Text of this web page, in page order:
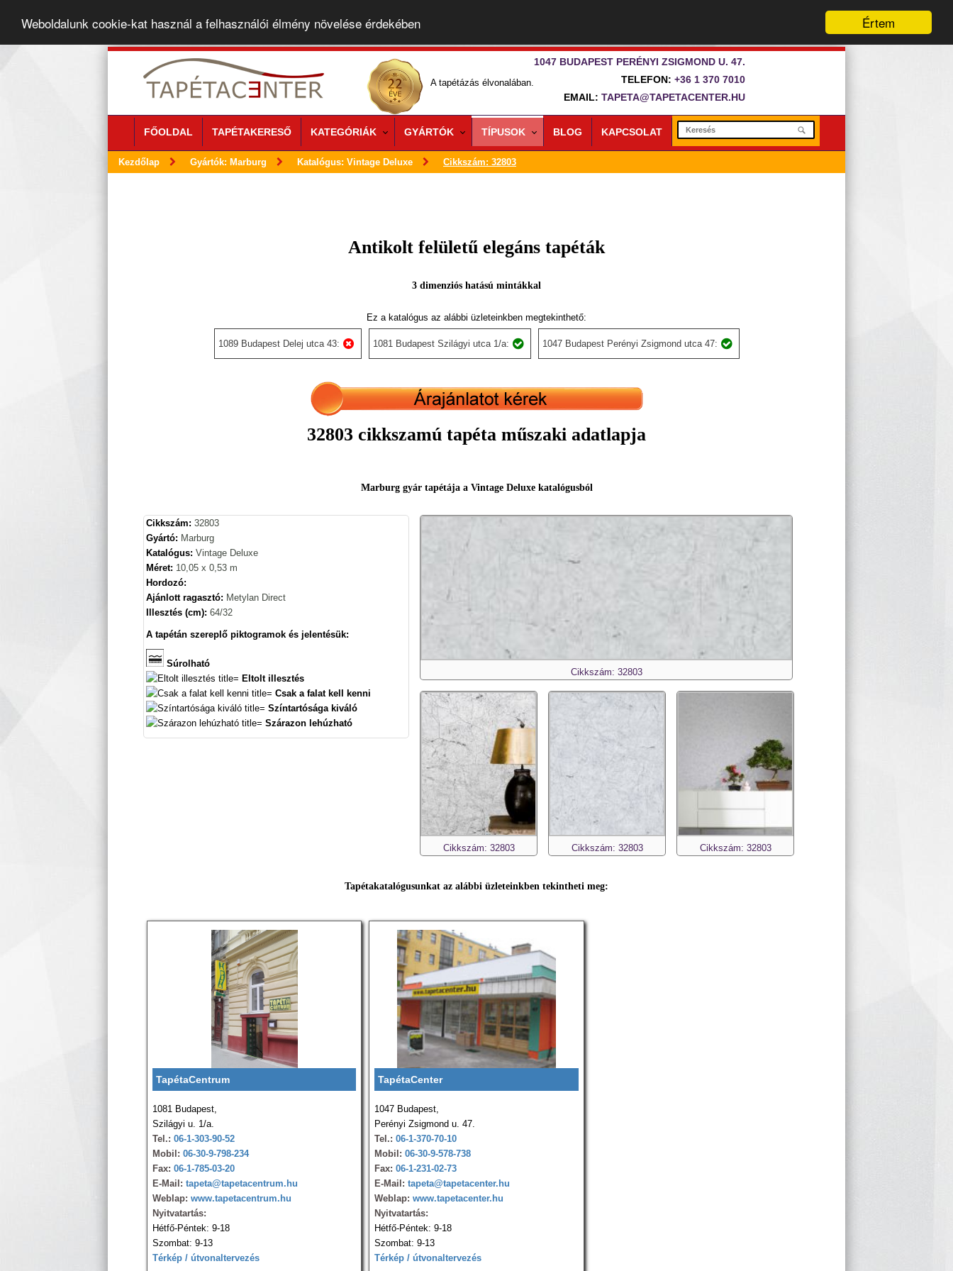
Értem
Weboldalunk cookie-kat használ a felhasználói élmény növelése érdekében
A tapétázás élvonalában.
1047 BUDAPEST PERÉNYI ZSIGMOND U. 47.
TELEFON: +36 1 370 7010
EMAIL: TAPETA@TAPETACENTER.HU
FŐOLDAL TAPÉTAKERESŐ KATEGÓRIÁK GYÁRTÓK TÍPUSOK BLOG KAPCSOLAT
Kezdőlap Gyártók: Marburg Katalógus: Vintage Deluxe Cikkszám: 32803
Antikolt felületű elegáns tapéták
3 dimenziós hatású mintákkal
Ez a katalógus az alábbi üzleteinkben megtekinthető:
1089 Budapest Delej utca 43: 1081 Budapest Szilágyi utca 1/a: 1047 Budapest Perényi Zsigmond utca 47:
32803 cikkszamú tapéta műszaki adatlapja
Marburg gyár tapétája a Vintage Deluxe katalógusból
Cikkszám: 32803
Gyártó: Marburg
Katalógus: Vintage Deluxe
Méret: 10,05 x 0,53 m
Hordozó:
Ajánlott ragasztó: Metylan Direct
Illesztés (cm): 64/32
A tapétán szereplő piktogramok és jelentésük:
Súrolható
Eltolt illesztés
Csak a falat kell kenni
Színtartósága kiváló
Szárazon lehúzható
Cikkszám: 32803
Cikkszám: 32803 Cikkszám: 32803 Cikkszám: 32803
Tapétakatalógusunkat az alábbi üzleteinkben tekintheti meg:
TapétaCentrum
1081 Budapest,
Szilágyi u. 1/a.
Tel.: 06-1-303-90-52
Mobil: 06-30-9-798-234
Fax: 06-1-785-03-20
E-Mail: tapeta@tapetacentrum.hu
Weblap: www.tapetacentrum.hu
Nyitvatartás:
Hétfő-Péntek: 9-18
Szombat: 9-13
Térkép / útvonaltervezés
TapétaCenter
1047 Budapest,
Perényi Zsigmond u. 47.
Tel.: 06-1-370-70-10
Mobil: 06-30-9-578-738
Fax: 06-1-231-02-73
E-Mail: tapeta@tapetacenter.hu
Weblap: www.tapetacenter.hu
Nyitvatartás:
Hétfő-Péntek: 9-18
Szombat: 9-13
Térkép / útvonaltervezés